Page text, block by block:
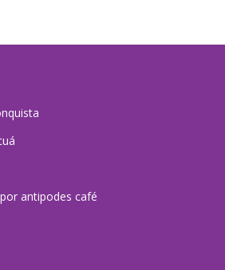
antipodes café